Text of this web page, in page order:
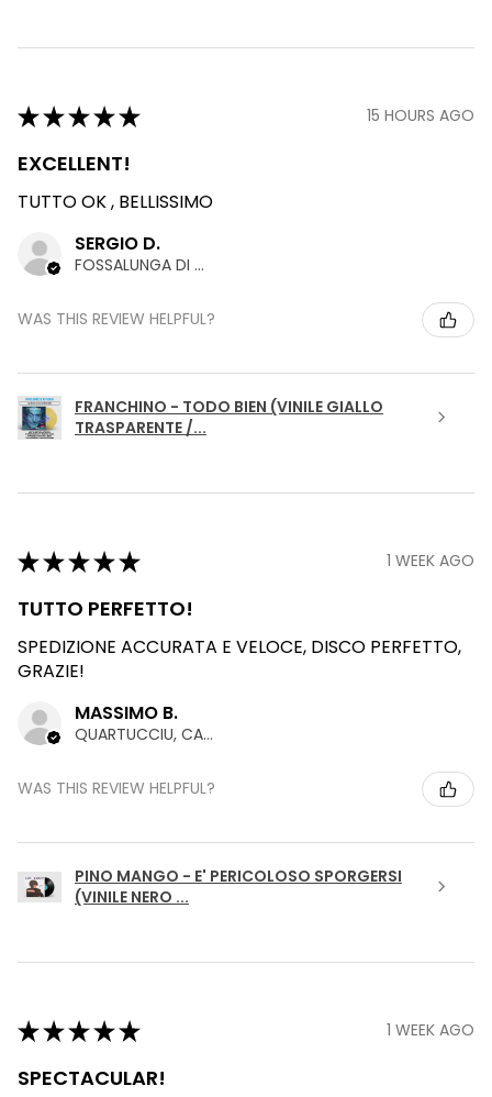
★★★★★ 15 HOURS AGO
EXCELLENT!
TUTTO OK , BELLISSIMO
SERGIO D.
FOSSALUNGA DI VEDELAGO, TREVISO
WAS THIS REVIEW HELPFUL?
FRANCHINO - TODO BIEN (VINILE GIALLO
TRASPARENTE /...
★★★★★ 1 WEEK AGO
TUTTO PERFETTO!
SPEDIZIONE ACCURATA E VELOCE, DISCO PERFETTO,
GRAZIE!
MASSIMO B.
QUARTUCCIU, CAGLIARI
WAS THIS REVIEW HELPFUL?
PINO MANGO - E' PERICOLOSO SPORGERSI
(VINILE NERO ...
★★★★★ 1 WEEK AGO
SPECTACULAR!